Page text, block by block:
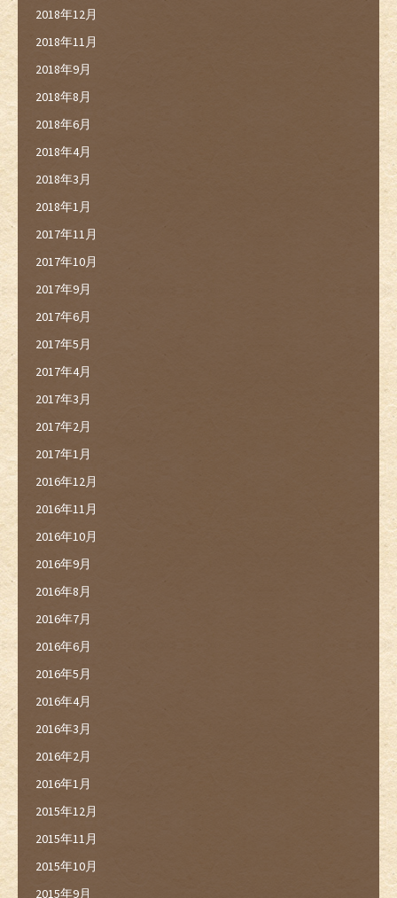
2018年12月
2018年11月
2018年9月
2018年8月
2018年6月
2018年4月
2018年3月
2018年1月
2017年11月
2017年10月
2017年9月
2017年6月
2017年5月
2017年4月
2017年3月
2017年2月
2017年1月
2016年12月
2016年11月
2016年10月
2016年9月
2016年8月
2016年7月
2016年6月
2016年5月
2016年4月
2016年3月
2016年2月
2016年1月
2015年12月
2015年11月
2015年10月
2015年9月